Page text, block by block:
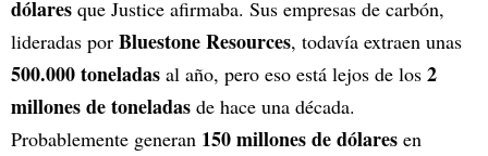
dólares que Justice afirmaba. Sus empresas de carbón,
lideradas por Bluestone Resources, todavía extraen unas
500.000 toneladas al año, pero eso está lejos de los 2
millones de toneladas de hace una década.
Probablemente generan 150 millones de dólares en